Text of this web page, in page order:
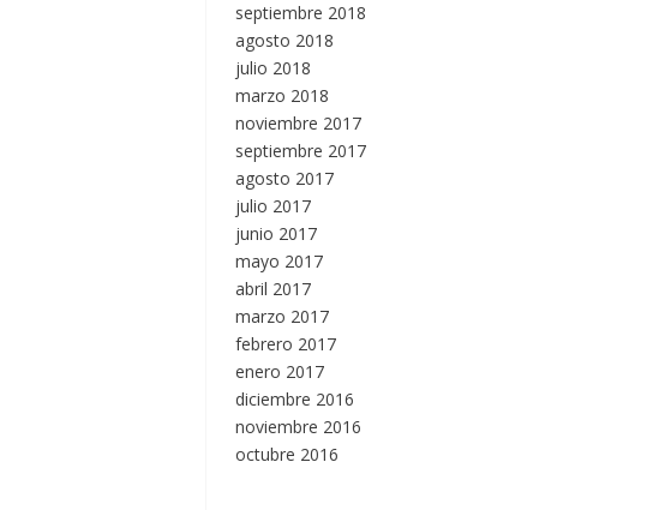
septiembre 2018
agosto 2018
julio 2018
marzo 2018
noviembre 2017
septiembre 2017
agosto 2017
julio 2017
junio 2017
mayo 2017
abril 2017
marzo 2017
febrero 2017
enero 2017
diciembre 2016
noviembre 2016
octubre 2016